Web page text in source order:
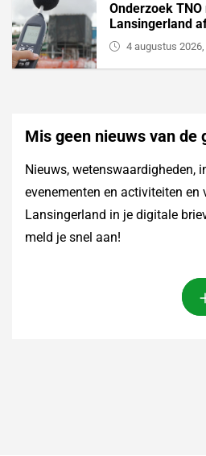
Onderzoek
Lansingerland
4 augustus 2026,
Mis geen nieuws van de
Nieuws, wetenswaardigheden,
evenementen en activiteiten en
Lansingerland in je digitale
meld je snel aan!